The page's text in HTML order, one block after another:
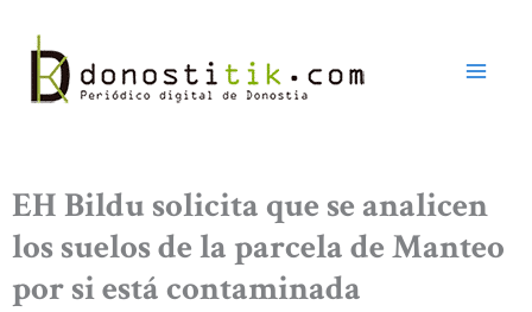
contenido
EH Bildu solicita que se analicen
los suelos de la parcela de Manteo
por si está contaminada